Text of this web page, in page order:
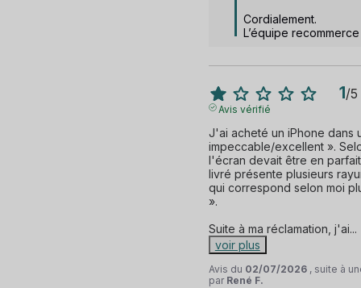
Cordialement.
L’équipe recommerce
1/5
Avis vérifié
J'ai acheté un iPhone dans
impeccable/excellent ».
l'écran devait être en
livré présente plusieurs
qui correspond selon moi
».
Suite à ma réclamation, j'ai...
voir plus
Avis du 02/07/2026 , suite à
par René F.